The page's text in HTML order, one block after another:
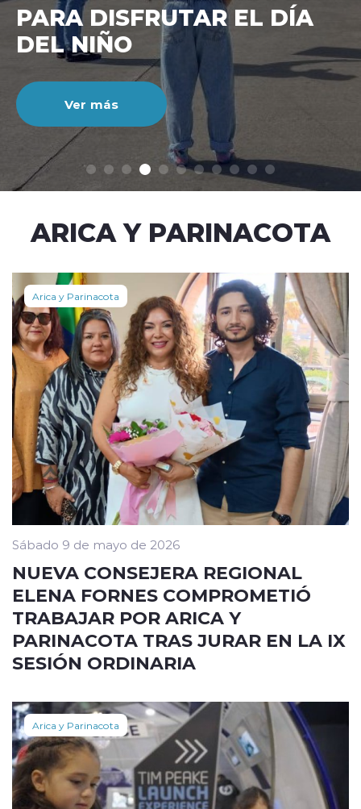
modo claro
CIENTO DURANTE EL MES
DE JULIO
Ver más
ARICA Y PARINACOTA
Arica y Parinacota
Sábado 9 de mayo de 2026
NUEVA CONSEJERA REGIONAL
ELENA FORNES COMPROMETIÓ
TRABAJAR POR ARICA Y
PARINACOTA TRAS JURAR EN LA IX
SESIÓN ORDINARIA
Arica y Parinacota